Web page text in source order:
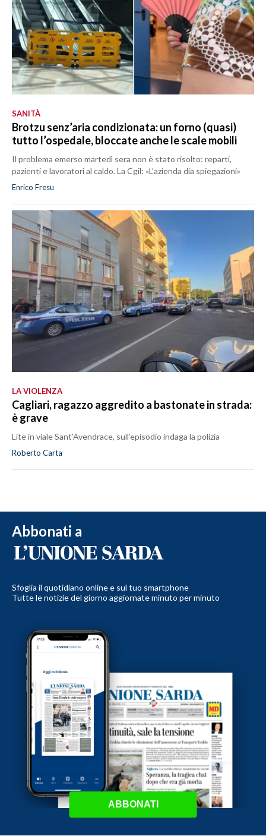
SANITÀ
Brotzu senz’aria condizionata: un forno (quasi)
tutto l’ospedale, bloccate anche le scale mobili
Il problema emerso martedì sera non è stato risolto: reparti,
pazienti e lavoratori al caldo. La Cgil: «L’azienda dia spiegazioni»
Enrico Fresu
LA VIOLENZA
Cagliari, ragazzo aggredito a bastonate in strada:
è grave
Lite in viale Sant’Avendrace, sull’episodio indaga la polizia
Roberto Carta
Abbonati a
Sfoglia il quotidiano online e sul tuo smartphone
Tutte le notizie del giorno aggiornate minuto per minuto
ABBONATI